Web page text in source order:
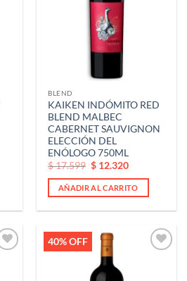
BLEND
KAIKEN INDÓMITO RED
BLEND MALBEC
CABERNET SAUVIGNON
ELECCIÓN DEL
ENÓLOGO 750ML
El
precio
original
era:
$17.599 El
actual
es:
$ 12.320
AÑADIR AL CARRITO
40% OFF